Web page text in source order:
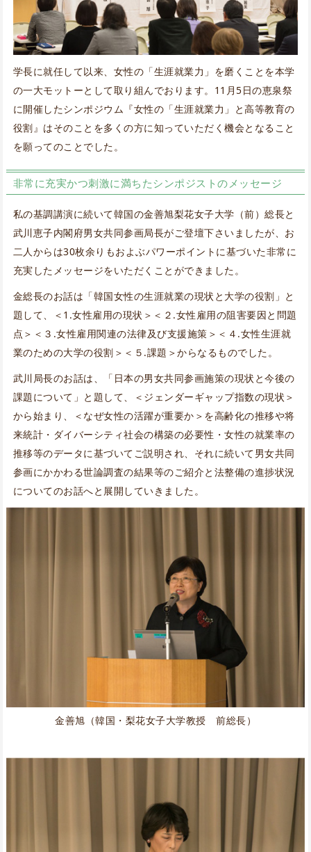
学長に就任して以来、女性の「生涯就業力」を磨くことを本学
の一大モットーとして取り組んでおります。11月5日の恵泉祭
に開催したシンポジウム『女性の「生涯就業力」と高等教育の
役割』はそのことを多くの方に知っていただく機会となること
を願ってのことでした。
非常に充実かつ刺激に満ちたシンポジストのメッセージ
私の基調講演に続いて韓国の金善旭梨花女子大学（前）総長と
武川恵子内閣府男女共同参画局長がご登壇下さいましたが、お
二人からは30枚余りもおよぶパワーポイントに基づいた非常に
充実したメッセージをいただくことができました。
金総長のお話は「韓国女性の生涯就業の現状と大学の役割」と
題して、＜1.女性雇用の現状＞＜２.女性雇用の阻害要因と問題
点＞＜３.女性雇用関連の法律及び支援施策＞＜４.女性生涯就
業のための大学の役割＞＜５.課題＞からなるものでした。
武川局長のお話は、「日本の男女共同参画施策の現状と今後の
課題について」と題して、＜ジェンダーギャップ指数の現状＞
から始まり、＜なぜ女性の活躍が重要か＞を高齢化の推移や将
来統計・ダイバーシティ社会の構築の必要性・女性の就業率の
推移等のデータに基づいてご説明され、それに続いて男女共同
参画にかかわる世論調査の結果等のご紹介と法整備の進捗状況
についてのお話へと展開していきました。
金善旭（韓国・梨花女子大学教授 前総長）